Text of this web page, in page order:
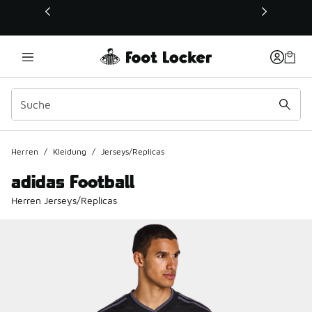
Dieser Link öffnet sich in einem neuen Fenster
Herren / Kleidung / Jerseys/Replicas
adidas Football
Herren Jerseys/Replicas